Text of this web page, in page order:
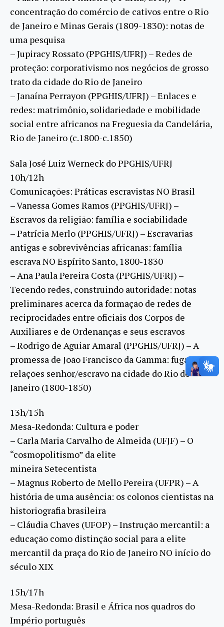
concentração do comércio de cativos entre o Rio
de Janeiro e Minas Gerais (1809-1830): notas de
uma pesquisa
– Jupiracy Rossato (PPGHIS/UFRJ) – Redes de
proteção: corporativismo nos negócios de grosso
trato da cidade do Rio de Janeiro
– Janaína Perrayon (PPGHIS/UFRJ) – Enlaces e
redes: matrimônio, solidariedade e mobilidade
social entre africanos na Freguesia da Candelária,
Rio de Janeiro (c.1800-c.1850)
Sala José Luiz Werneck do PPGHIS/UFRJ
10h/12h
Comunicações: Práticas escravistas NO Brasil
– Vanessa Gomes Ramos (PPGHIS/UFRJ) –
Escravos da religião: família e sociabilidade
– Patrícia Merlo (PPGHIS/UFRJ) – Escravarias
antigas e sobrevivências africanas: família
escrava NO Espírito Santo, 1800-1830
– Ana Paula Pereira Costa (PPGHIS/UFRJ) –
Tecendo redes, construindo autoridade: notas
preliminares acerca da formação de redes de
reciprocidades entre oficiais dos Corpos de
Auxiliares e de Ordenanças e seus escravos
– Rodrigo de Aguiar Amaral (PPGHIS/UFRJ) – A
promessa de João Francisco da Gamma: fugas e
relações senhor/escravo na cidade do Rio de
Janeiro (1800-1850)
13h/15h
Mesa-Redonda: Cultura e poder
– Carla Maria Carvalho de Almeida (UFJF) – O
“cosmopolitismo” da elite
mineira Setecentista
– Magnus Roberto de Mello Pereira (UFPR) – A
história de uma ausência: os colonos cientistas na
historiografia brasileira
– Cláudia Chaves (UFOP) – Instrução mercantil: a
educação como distinção social para a elite
mercantil da praça do Rio de Janeiro NO início do
século XIX
15h/17h
Mesa-Redonda: Brasil e África nos quadros do
Império português